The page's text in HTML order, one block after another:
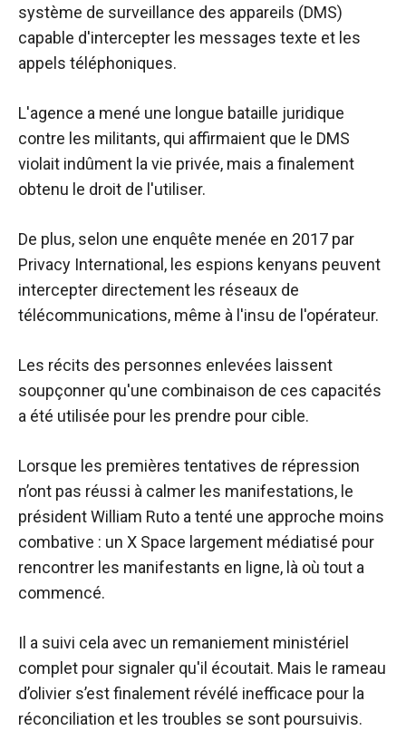
système de surveillance des appareils (DMS)
capable d'intercepter les messages texte et les
appels téléphoniques.
L'agence a mené une longue bataille juridique
contre les militants, qui affirmaient que le DMS
violait indûment la vie privée, mais a finalement
obtenu le droit de l'utiliser.
De plus, selon une enquête menée en 2017 par
Privacy International, les espions kenyans peuvent
intercepter directement les réseaux de
télécommunications, même à l'insu de l'opérateur.
Les récits des personnes enlevées laissent
soupçonner qu'une combinaison de ces capacités
a été utilisée pour les prendre pour cible.
Lorsque les premières tentatives de répression
n’ont pas réussi à calmer les manifestations, le
président William Ruto a tenté une approche moins
combative : un X Space largement médiatisé pour
rencontrer les manifestants en ligne, là où tout a
commencé.
Il a suivi cela avec un remaniement ministériel
complet pour signaler qu'il écoutait. Mais le rameau
d’olivier s’est finalement révélé inefficace pour la
réconciliation et les troubles se sont poursuivis.